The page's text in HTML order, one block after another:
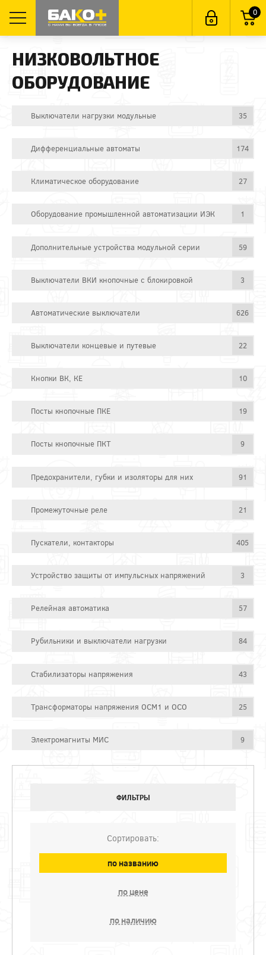
0
НИЗКОВОЛЬТНОЕ
ОБОРУДОВАНИЕ
Выключатели нагрузки модульные 35
Дифференциальные автоматы 174
Климатическое оборудование 27
Оборудование промышленной автоматизации ИЭК 1
Дополнительные устройства модульной серии 59
Выключатели ВКИ кнопочные с блокировкой 3
Автоматические выключатели 626
Выключатели концевые и путевые 22
Кнопки ВК, КЕ 10
Посты кнопочные ПКЕ 19
Посты кнопочные ПКТ 9
Предохранители, губки и изоляторы для них 91
Промежуточные реле 21
Пускатели, контакторы 405
Устройство защиты от импульсных напряжений 3
Релейная автоматика 57
Рубильники и выключатели нагрузки 84
Стабилизаторы напряжения 43
Трансформаторы напряжения ОСМ1 и ОСО 25
Электромагниты МИС 9
ФИЛЬТРЫ
Сортировать:
по названию
по цене
по наличию